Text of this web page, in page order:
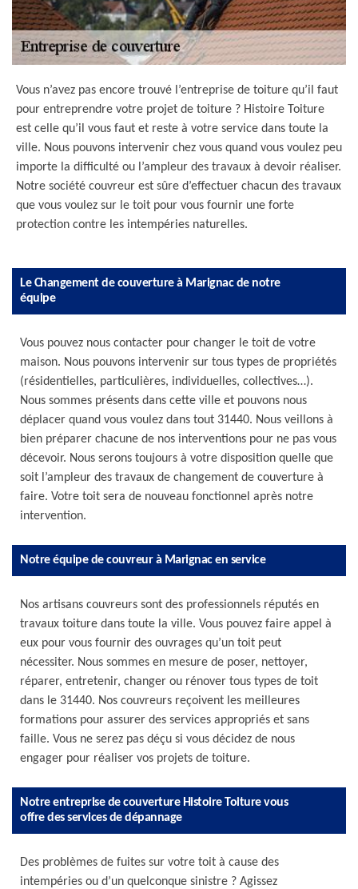
Vous n’avez pas encore trouvé l’entreprise de toiture qu’il faut
pour entreprendre votre projet de toiture ? Histoire Toiture
est celle qu’il vous faut et reste à votre service dans toute la
ville. Nous pouvons intervenir chez vous quand vous voulez peu
importe la difficulté ou l’ampleur des travaux à devoir réaliser.
Notre société couvreur est sûre d’effectuer chacun des travaux
que vous voulez sur le toit pour vous fournir une forte
protection contre les intempéries naturelles.
Le Changement de couverture à Marignac de notre
équipe
Vous pouvez nous contacter pour changer le toit de votre
maison. Nous pouvons intervenir sur tous types de propriétés
(résidentielles, particulières, individuelles, collectives…).
Nous sommes présents dans cette ville et pouvons nous
déplacer quand vous voulez dans tout 31440. Nous veillons à
bien préparer chacune de nos interventions pour ne pas vous
décevoir. Nous serons toujours à votre disposition quelle que
soit l’ampleur des travaux de changement de couverture à
faire. Votre toit sera de nouveau fonctionnel après notre
intervention.
Notre équipe de couvreur à Marignac en service
Nos artisans couvreurs sont des professionnels réputés en
travaux toiture dans toute la ville. Vous pouvez faire appel à
eux pour vous fournir des ouvrages qu’un toit peut
nécessiter. Nous sommes en mesure de poser, nettoyer,
réparer, entretenir, changer ou rénover tous types de toit
dans le 31440. Nos couvreurs reçoivent les meilleures
formations pour assurer des services appropriés et sans
faille. Vous ne serez pas déçu si vous décidez de nous
engager pour réaliser vos projets de toiture.
Notre entreprise de couverture Histoire Toiture vous
offre des services de dépannage
Des problèmes de fuites sur votre toit à cause des
intempéries ou d’un quelconque sinistre ? Agissez